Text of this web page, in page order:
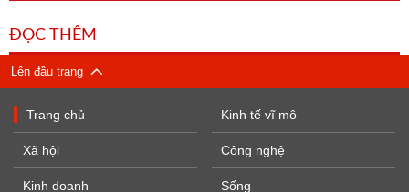
ĐỌC THÊM
Lên đầu trang
Trang chủ
Xã hội
Kinh doanh
Kinh tế vĩ mô
Công nghệ
Sống